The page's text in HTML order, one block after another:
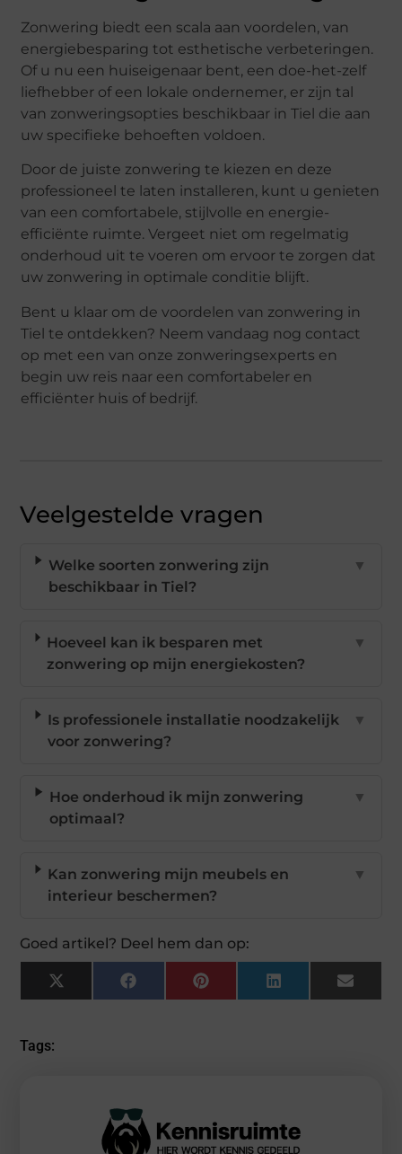
Zonwering biedt een scala aan voordelen, van
energiebesparing tot esthetische verbeteringen.
Of u nu een huiseigenaar bent, een doe-het-zelf
liefhebber of een lokale ondernemer, er zijn tal
van zonweringsopties beschikbaar in Tiel die aan
uw specifieke behoeften voldoen.
Door de juiste zonwering te kiezen en deze
professioneel te laten installeren, kunt u genieten
van een comfortabele, stijlvolle en energie-
efficiënte ruimte. Vergeet niet om regelmatig
onderhoud uit te voeren om ervoor te zorgen dat
uw zonwering in optimale conditie blijft.
Bent u klaar om de voordelen van zonwering in
Tiel te ontdekken? Neem vandaag nog contact
op met een van onze zonweringsexperts en
begin uw reis naar een comfortabeler en
efficiënter huis of bedrijf.
Veelgestelde vragen
Welke soorten zonwering zijn
beschikbaar in Tiel?
▼
Hoeveel kan ik besparen met
zonwering op mijn energiekosten?
▼
Is professionele installatie noodzakelijk
voor zonwering?
▼
Hoe onderhoud ik mijn zonwering
optimaal?
▼
Kan zonwering mijn meubels en
interieur beschermen?
▼
Goed artikel? Deel hem dan op:
X
(Twitter)
FacebookPinterestLinkedIn Email
Tags: